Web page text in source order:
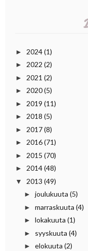
► 2024(1)
► 2022 (2)
► 2021 (2)
► 2020(5)
► 2019 (11)
► 2018 (5)
► 2017(8)
► 2016(71)
► 2015 (70)
► 2014(48)
▼ 2013 (49)
► joulukuuta (5)
► marraskuuta (4)
► lokakuuta (1)
► syyskuuta (4)
► elokuuta (2)